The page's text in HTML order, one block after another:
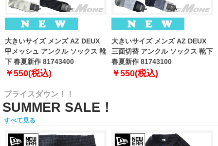
大きいサイズ メンズ AZ DEUX
甲メッシュ アンクル ソックス 靴
下 春夏新作 81743400
￥550(税込)
大きいサイズ メンズ AZ DEUX
三面切替 アンクル ソックス 靴下
春夏新作 81743100
￥550(税込)
プライスダウン！！
SUMMER SALE！
すべて見る